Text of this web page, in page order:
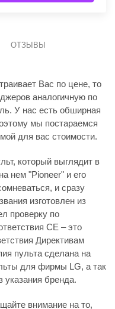
ОТЗЫВЫ
Вас по цене, то
аналогичную по
У нас есть обширная
мы постараемся
для вас стоимости.
который выглядит в
нем "Pioneer" и его
и сразу
изготовлен из
проверку по
СЕ – это
Директивам
пульта сделана на
для фирмы LG, а так
указания бренда.
внимание на то,